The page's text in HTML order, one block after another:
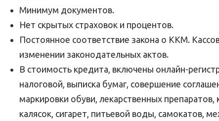
Минимум документов.
Нет скрытых страховок и процентов.
Постоянное соответствие закона о ККМ.
изменении законодательных актов.
В стоимость кредита, включены онлайн-
налоговой, выписка бумаг, совершение
маркировки обуви, лекарственных
калясок, сигарет, питьевой воды, самокатов,